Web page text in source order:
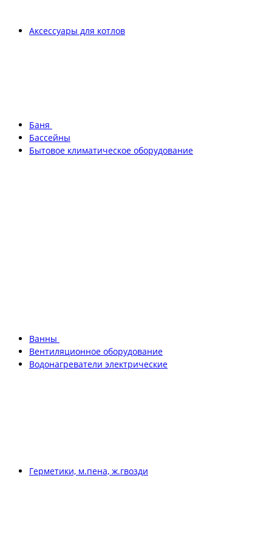
Аксессуары для котлов
Баня
Бассейны
Бытовое климатическое оборудование
Ванны
Вентиляционное оборудование
Водонагреватели электрические
Герметики, м.пена, ж.гвозди